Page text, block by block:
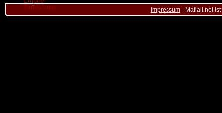
Impressum- Mafiaii.net ist